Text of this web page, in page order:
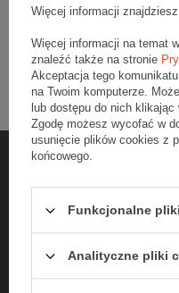
Porównaj
5% rabatu
Dołącz do newslettera,
Więcej informacji
Więcej informacji na temat
znaleźć także na stronie
Akceptacja tego
na Twoim komputerze.
lub dostępu do nich
Zgodę możesz wycofać w
usunięcie plików cookies z
końcowego.
Funkcjonalne
Analityczne pliki